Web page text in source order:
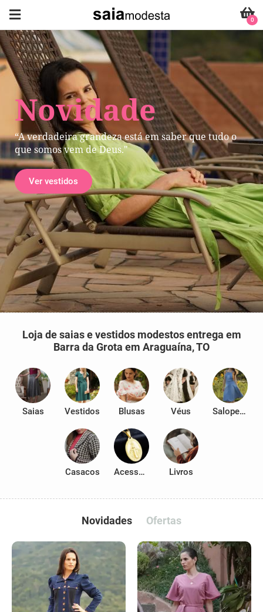
Novidade
“A verdadeira grandeza está em saber que tudo o
que somos vem de Deus."
Ver vestidos
0
Loja de saias e vestidos modestos entrega em
Barra da Grota em Araguaína, TO
Saias Vestidos Blusas Véus Salopetes
Casacos Acessórios Livros
Novidades Ofertas